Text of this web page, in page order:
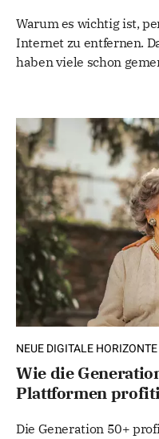
Warum es wichtig ist,
Internet zu entfernen.
haben viele schon
NEUE DIGITALE HORIZONTE
Wie die
Plattformen
Die Generation 50+